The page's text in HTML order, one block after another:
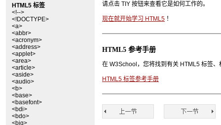
HTML5 标签
<!-->
<!DOCTYPE>
<a>
<abbr>
<acronym>
<address>
<applet>
<area>
<article>
<aside>
<audio>
<b>
<base>
<basefont>
<bdi>
<bdo>
<big>
请点击 TIY 按钮来查看它是如何工作的。
现在就开始学习 HTML5 ！
HTML5 参考手册
在 W3School，您将找到有关 HTML5 标签
HTML5 标签参考手册